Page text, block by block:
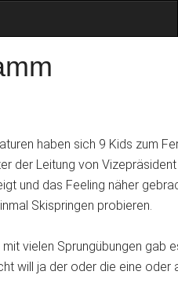
haben sich 9 Kids zum
der Leitung von
und das Feeling näher
Skispringen probieren.
vielen Sprungübungen gab
will ja der oder die eine oder